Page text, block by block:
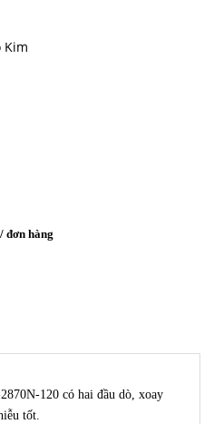
Kim
đơn hàng
120 có hai đầu dò, xoay
tốt.